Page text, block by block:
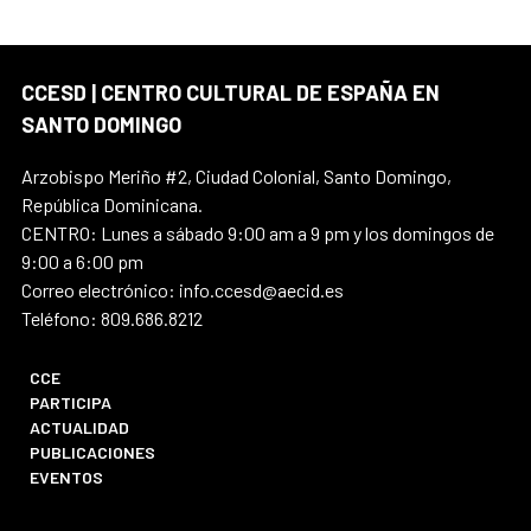
CCESD | CENTRO CULTURAL DE ESPAÑA EN
SANTO DOMINGO
Arzobispo Meriño #2, Ciudad Colonial, Santo Domingo,
República Dominicana.
CENTRO: Lunes a sábado 9:00 am a 9 pm y los domingos de
9:00 a 6:00 pm
Correo electrónico: info.ccesd@aecid.es
Teléfono: 809.686.8212
CCE
PARTICIPA
ACTUALIDAD
PUBLICACIONES
EVENTOS